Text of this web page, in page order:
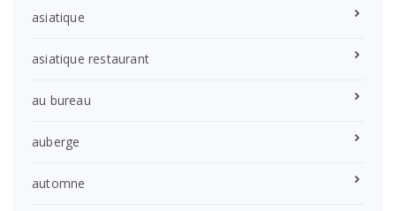
asiatique
asiatique restaurant
au bureau
auberge
automne